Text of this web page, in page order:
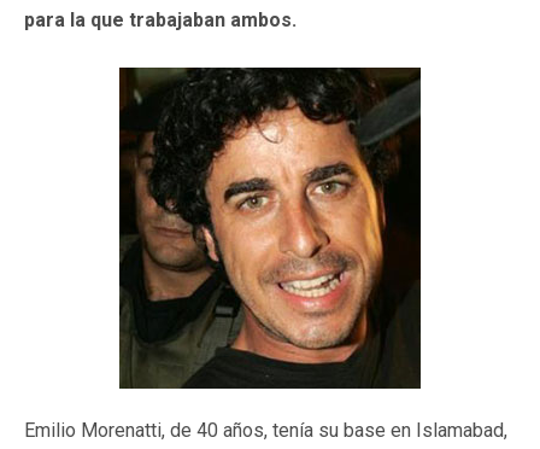
para la que trabajaban ambos.
Emilio Morenatti, de 40 años, tenía su base en Islamabad,